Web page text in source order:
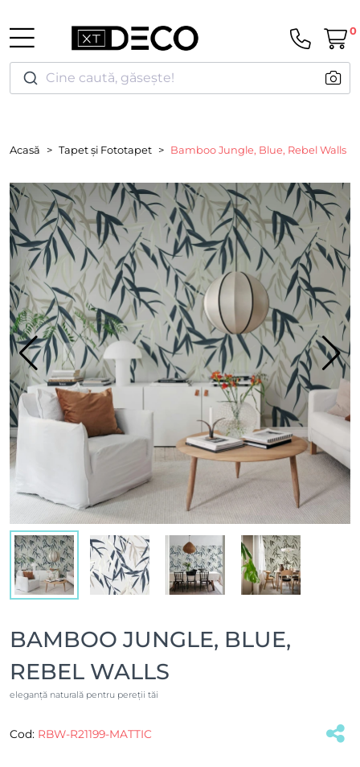
Cine caută, găsește!
0
Acasă Tapet și Fototapet Bamboo Jungle, Blue, Rebel Walls
BAMBOO JUNGLE, BLUE,
REBEL WALLS
eleganță naturală pentru pereții tăi
Cod: RBW-R21199-MATTIC